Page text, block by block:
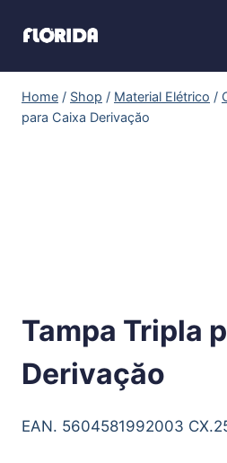
Home / Shop / Material Elétrico /
para Caixa Derivaçăo
Tampa Tripla
Derivaçăo
EAN. 5604581992003